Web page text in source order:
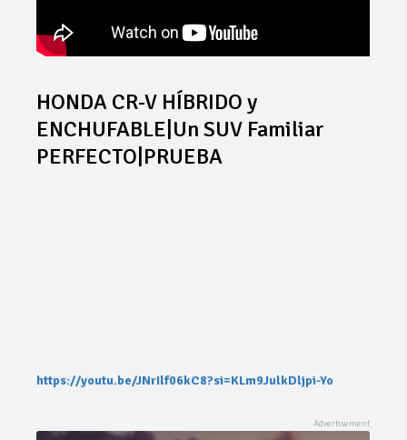
HONDA CR-V HÍBRIDO y
ENCHUFABLE|Un SUV Familiar
PERFECTO|PRUEBA
https://youtu.be/JNrIlf06kC8?si=KLm9JulkDljpi-Yo